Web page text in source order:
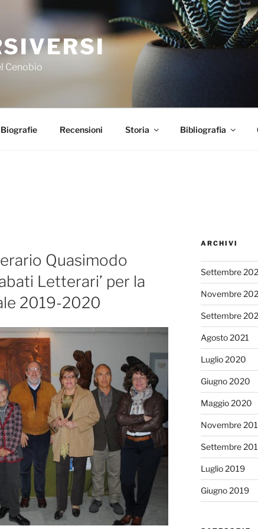
Cenobio
Biografie Recensioni Storia Bibliografia
Quasimodo
Letterari’ per la
2019-2020
ARCHIVI
Settembre
Novembre
Settembre
Agosto 2021
Luglio 2020
Giugno 2020
Maggio 2020
Novembre
Settembre
Luglio 2019
Giugno 2019